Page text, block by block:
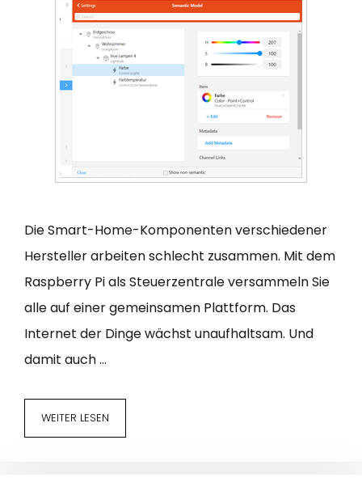
Die Smart-Home-Komponenten verschiedener
Hersteller arbeiten schlecht zusammen. Mit dem
Raspberry Pi als Steuerzentrale versammeln Sie
alle auf einer gemeinsamen Plattform. Das
Internet der Dinge wächst unaufhaltsam. Und
damit auch …
WEITER LESEN